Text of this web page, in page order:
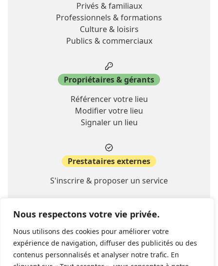
Nous respectons votre vie privée.
Nous utilisons des cookies pour améliorer votre
expérience de navigation, diffuser des publicités ou des
contenus personnalisés et analyser notre trafic. En
Privés & familiaux
Professionnels & formations
Culture & loisirs
Publics & commerciaux
Propriétaires & gérants
Référencer votre lieu
Modifier votre lieu
Signaler un lieu
Prestataires externes
S'inscrire & proposer un service
A propos
Contact
FAQ